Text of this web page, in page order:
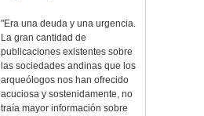
"Era una deuda y una urgencia.
La gran cantidad de
publicaciones existentes sobre
las sociedades andinas que los
arqueólogos nos han ofrecido
acuciosa y sostenidamente, no
traía mayor información sobre